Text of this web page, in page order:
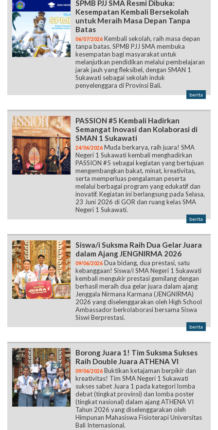
SPMB PJJ SMA Resmi Dibuka:
Kesempatan Kembali Bersekolah
untuk Meraih Masa Depan Tanpa
Batas
06/07/2026 Kembali sekolah, raih masa depan
tanpa batas. SPMB PJJ SMA membuka
kesempatan bagi masyarakat untuk
melanjutkan pendidikan melalui pembelajaran
jarak jauh yang fleksibel, dengan SMAN 1
Sukawati sebagai sekolah induk
penyelenggara di Provinsi Bali.
berita
PASSION #5 Kembali Hadirkan
Semangat Inovasi dan Kolaborasi di
SMAN 1 Sukawati
24/06/2026 Muda berkarya, raih juara! SMA
Negeri 1 Sukawati kembali menghadirkan
PASSION #5 sebagai kegiatan yang bertujuan
mengembangkan bakat, minat, kreativitas,
serta memperluas pengalaman peserta
melalui berbagai program yang edukatif dan
inovatif. Kegiatan ini berlangsung pada Selasa,
23 Juni 2026 di GOR dan ruang kelas SMA
Negeri 1 Sukawati.
berita
Siswa/i Suksma Raih Dua Gelar Juara
dalam Ajang JENGNIRMA 2026
09/06/2026 Dua bidang, dua prestasi, satu
kebanggaan! Siswa/i SMA Negeri 1 Sukawati
kembali mengukir prestasi gemilang dengan
berhasil meraih dua gelar juara dalam ajang
Jenggala Nirmana Karmana (JENGNIRMA)
2026 yang diselenggarakan oleh High School
Ambassador berkolaborasi bersama Siswa
Siswi Berprestasi.
berita
Borong Juara 1! Tim Suksma Sukses
Raih Double Juara ATHENA VI
09/06/2026 Buktikan ketajaman berpikir dan
kreativitas! Tim SMA Negeri 1 Sukawati
sukses sabet Juara 1 pada kategori lomba
debat (tingkat provinsi) dan lomba poster
(tingkat nasional) dalam ajang ATHENA VI
Tahun 2026 yang diselenggarakan oleh
Himpunan Mahasiswa Fisioterapi Universitas
Bali Internasional.